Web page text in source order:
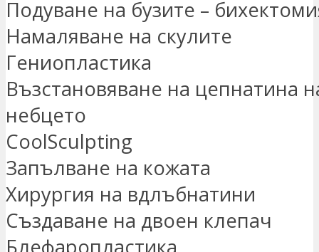
Подуване на бузите –
Намаляване на скулите
Гениопластика
Възстановяване на цепнатина
небцето
CoolSculpting
Запълване на кожата
Хирургия на вдлъбнатини
Създаване на двоен клепач
Блефаропластика